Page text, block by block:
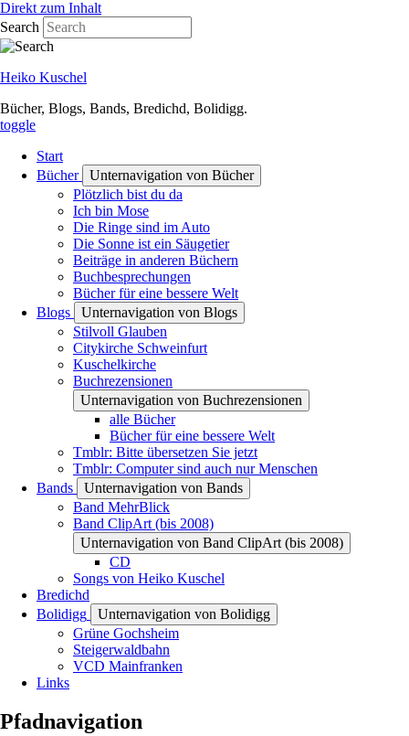
Direkt zum Inhalt
Search
Heiko Kuschel
Bücher, Blogs, Bands, Bredichd, Bolidigg.
toggle
Start
Bücher
Unternavigation von Bücher
Plötzlich bist du da
Ich bin Mose
Die Ringe sind im Auto
Die Sonne ist ein Säugetier
Beiträge in anderen Büchern
Buchbesprechungen
Bücher für eine bessere Welt
Blogs
Unternavigation von Blogs
Stilvoll Glauben
Citykirche Schweinfurt
Kuschelkirche
Buchrezensionen
Unternavigation von Buchrezensionen
alle Bücher
Bücher für eine bessere Welt
Tmblr: Bitte übersetzen Sie jetzt
Tmblr: Computer sind auch nur Menschen
Bands
Unternavigation von Bands
Band MehrBlick
Band ClipArt (bis 2008)
Unternavigation von Band ClipArt (bis 2008)
CD
Songs von Heiko Kuschel
Bredichd
Bolidigg
Unternavigation von Bolidigg
Grüne Gochsheim
Steigerwaldbahn
VCD Mainfranken
Links
Pfadnavigation